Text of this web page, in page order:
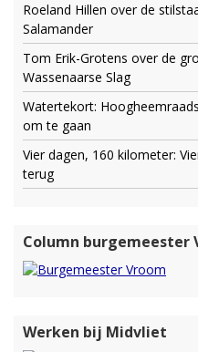
Roeland Hillen over de
Salamander
Tom Erik-Grotens over de
Wassenaarse Slag
Watertekort:
om te gaan
Vier dagen, 160 kilometer:
terug
Column burgemeester
Werken bij Midvliet